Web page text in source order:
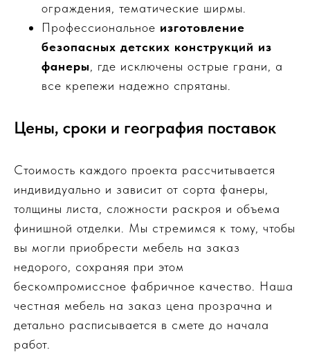
ограждения, тематические ширмы.
Профессиональное изготовление
безопасных детских конструкций из
фанеры, где исключены острые грани, а
все крепежи надежно спрятаны.
Цены, сроки и география поставок
Стоимость каждого проекта рассчитывается
индивидуально и зависит от сорта фанеры,
толщины листа, сложности раскроя и объема
финишной отделки. Мы стремимся к тому, чтобы
вы могли приобрести мебель на заказ
недорого, сохраняя при этом
бескомпромиссное фабричное качество. Наша
честная мебель на заказ цена прозрачна и
детально расписывается в смете до начала
работ.